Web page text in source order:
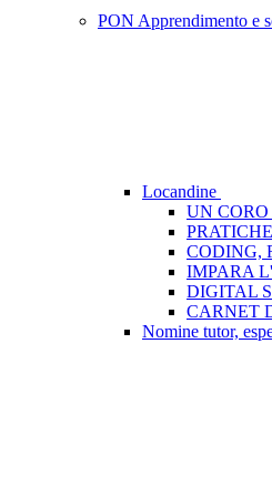
PON Apprendimento e
Locandine
UN
CODING,
IMPARA
DIGITAL
CARNET
Nomine tutor,